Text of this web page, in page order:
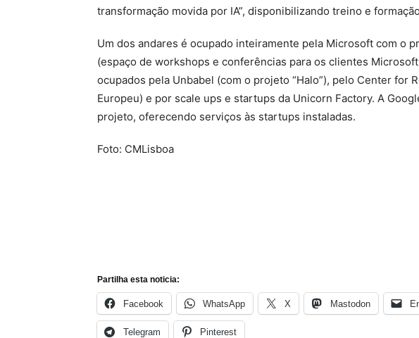
transformação movida por IA”, disponibilizando treino e
Um dos andares é ocupado inteiramente pela Microsoft com o
(espaço de workshops e conferências para os clientes
ocupados pela Unbabel (com o projeto “Halo”), pelo Center for
Europeu) e por scale ups e startups da Unicorn Factory. A
projeto, oferecendo serviços às startups instaladas.
Foto: CMLisboa
Partilha esta noticia:
Facebook WhatsApp X Mastodon
Telegram Pinterest